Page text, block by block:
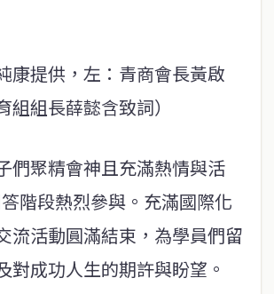
康提供，左：青商會長黃啟
組組長薛懿含致詞）
們聚精會神且充滿熱情與活
階段熱烈參與。充滿國際化
流活動圓滿結束，為學員們留
對成功人生的期許與盼望。